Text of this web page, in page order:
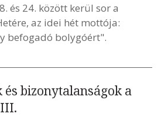
és 24. között kerül sor a
az idei hét mottója:
befogadó bolygóért".
és bizonytalanságok a